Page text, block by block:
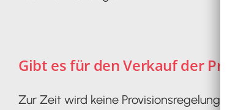
Gibt es für den Verkauf der
Zur Zeit wird keine